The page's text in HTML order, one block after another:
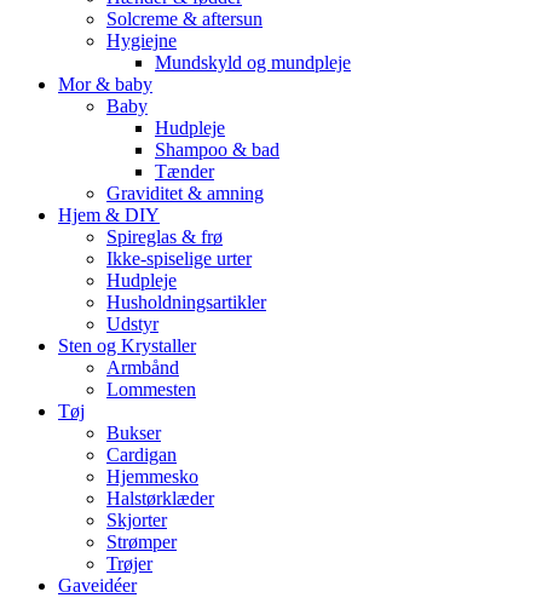
Solcreme & aftersun
Hygiejne
Mundskyld og mundpleje
Mor & baby
Baby
Hudpleje
Shampoo & bad
Tænder
Graviditet & amning
Hjem & DIY
Spireglas & frø
Ikke-spiselige urter
Hudpleje
Husholdningsartikler
Udstyr
Sten og Krystaller
Armbånd
Lommesten
Tøj
Bukser
Cardigan
Hjemmesko
Halstørklæder
Skjorter
Strømper
Trøjer
Gaveidéer